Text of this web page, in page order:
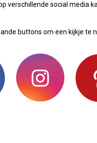
verschillende social media
buttons om een kijkje te